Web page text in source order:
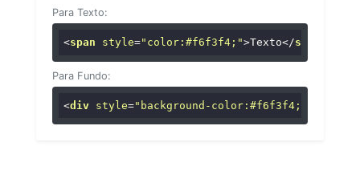
Para Texto:
<span style="color:#f6f3f4;">Texto</span
Para Fundo:
<div style="background-color:#f6f3f4;"